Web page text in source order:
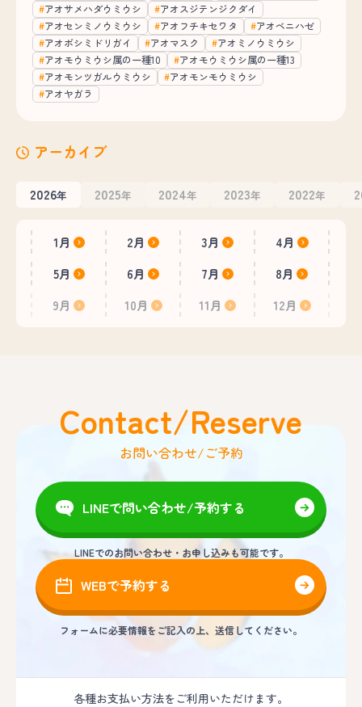
アオサメハダウミウシ
アオスジテンジクダイ
アオセンミノウミウシ
アオフチキセワタ
アオベニハゼ
アオボシミドリガイ
アオマスク
アオミノウミウシ
アオモウミウシ属の一種10
アオモウミウシ属の一種13
アオモンツガルウミウシ
アオモンモウミウシ
アオヤガラ
アーカイブ
2026年 2025年 2024年 2023年 2022年
1月 2月 3月
4月
5月
6月 7月
8月
9月
10月 11月 12月
Contact/Reserve
お問い合わせ/ご予約
LINEで問い合わせ/予約する
LINEでのお問い合わせ・お申し込みも可能です。
WEBで予約する
フォームに必要情報をご記入の上、送信してください。
各種お支払い方法をご利用いただけます。